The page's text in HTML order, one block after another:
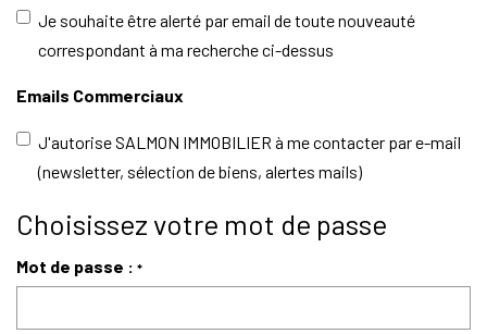
Je souhaite être alerté par email de toute nouveauté
correspondant à ma recherche ci-dessus
Emails Commerciaux
J'autorise SALMON IMMOBILIER à me contacter par e-mail
(newsletter, sélection de biens, alertes mails)
Choisissez votre mot de passe
Mot de passe : *